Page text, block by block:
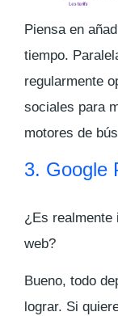
Piensa en
tiempo.
regularmente
sociales para
motores de
3. Google
¿Es realmente
web?
Bueno, todo
lograr. Si